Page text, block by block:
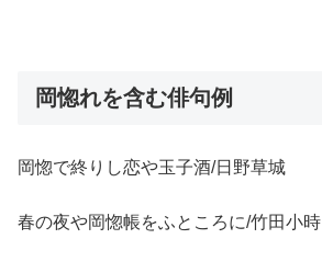
岡惚れを含む俳句例
岡惚で終りし恋や玉子酒/日野草城
春の夜や岡惚帳をふところに/竹田小時